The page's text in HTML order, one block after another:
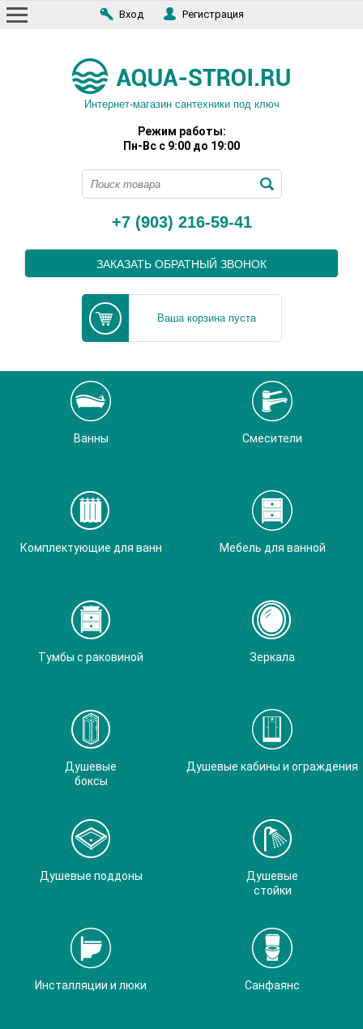
Вход Регистрация
Интернет-магазин сантехники под ключ
Режим работы:
Пн-Вс с 9:00 до 19:00
+7 (903) 216-59-41
ЗАКАЗАТЬ ОБРАТНЫЙ ЗВОНОК
Ваша корзина пуста
Ванны Смесители
Комплектующие для ванн Мебель для ванной
Тумбы с раковиной Зеркала
Душевые
боксы
Душевые кабины и ограждения
Душевые поддоны
Душевые
стойки
Инсталляции и люки Санфаянс